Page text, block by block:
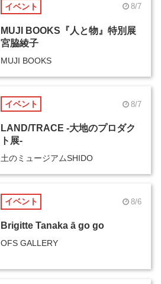
イベント 8/7
MUJI BOOKS『人と物』特別展
宮脇綾子
MUJI BOOKS
イベント 8/7
LAND/TRACE -大地のプロダク
ト展-
土のミュージアムSHIDO
イベント 8/6
Brigitte Tanaka ā go go
OFS GALLERY